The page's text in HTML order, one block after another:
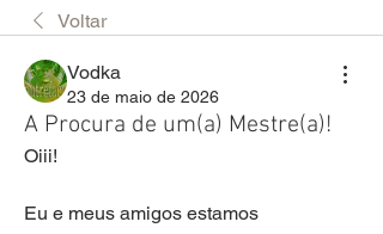
Voltar
Vodka
23 de maio de 2026
A Procura de um(a) Mestre(a)!
Oiii!
Eu e meus amigos estamos